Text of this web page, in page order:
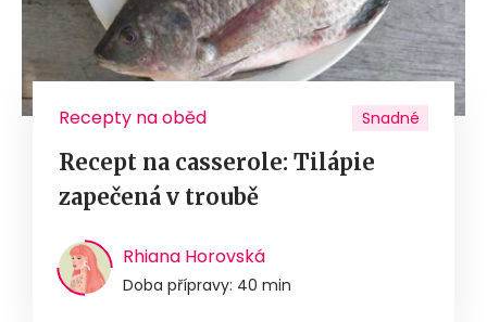
Recepty na oběd Snadné
Recept na casserole: Tilápie
zapečená v troubě
Rhiana Horovská
Doba přípravy: 40 min